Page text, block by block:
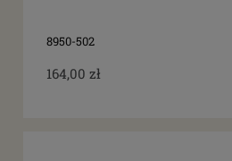
8950-502
164,00 zł